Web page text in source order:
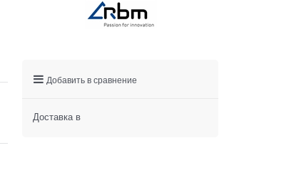
Добавить в сравнение
Доставка в